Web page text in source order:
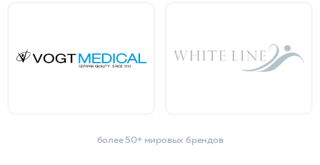
более 50+ мировых брендов